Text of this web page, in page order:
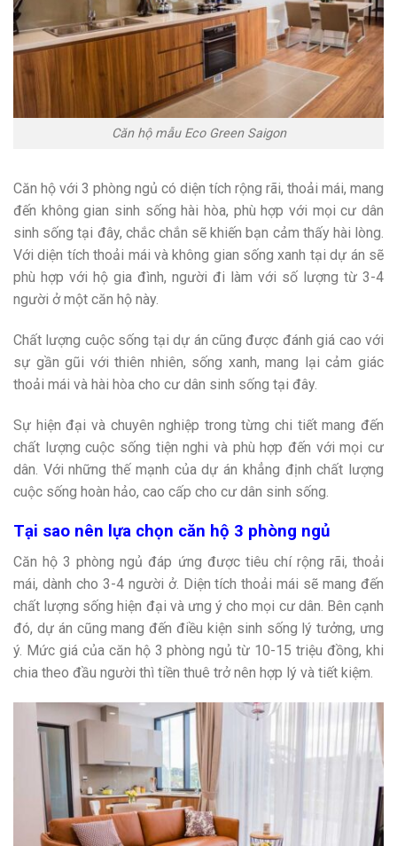
Căn hộ mẫu Eco Green Saigon
Căn hộ với 3 phòng ngủ có diện tích rộng rãi, thoải mái, mang
đến không gian sinh sống hài hòa, phù hợp với mọi cư dân
sinh sống tại đây, chắc chắn sẽ khiến bạn cảm thấy hài lòng.
Với diện tích thoải mái và không gian sống xanh tại dự án sẽ
phù hợp với hộ gia đình, người đi làm với số lượng từ 3-4
người ở một căn hộ này.
Chất lượng cuộc sống tại dự án cũng được đánh giá cao với
sự gần gũi với thiên nhiên, sống xanh, mang lại cảm giác
thoải mái và hài hòa cho cư dân sinh sống tại đây.
Sự hiện đại và chuyên nghiệp trong từng chi tiết mang đến
chất lượng cuộc sống tiện nghi và phù hợp đến với mọi cư
dân. Với những thế mạnh của dự án khẳng định chất lượng
cuộc sống hoàn hảo, cao cấp cho cư dân sinh sống.
Tại sao nên lựa chọn căn hộ 3 phòng ngủ
Căn hộ 3 phòng ngủ đáp ứng được tiêu chí rộng rãi, thoải
mái, dành cho 3-4 người ở. Diện tích thoải mái sẽ mang đến
chất lượng sống hiện đại và ưng ý cho mọi cư dân. Bên cạnh
đó, dự án cũng mang đến điều kiện sinh sống lý tưởng, ưng
ý. Mức giá của căn hộ 3 phòng ngủ từ 10-15 triệu đồng, khi
chia theo đầu người thì tiền thuê trở nên hợp lý và tiết kiệm.